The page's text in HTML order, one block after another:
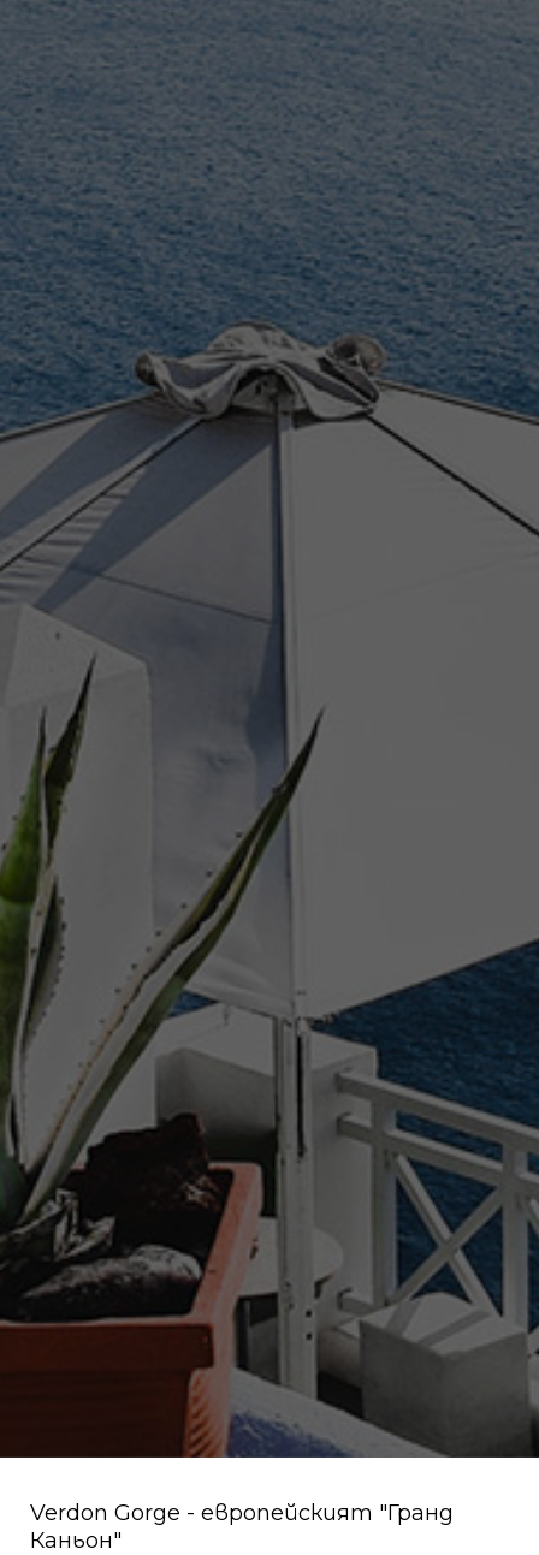
Verdon Gorge - европейският "Гранд
Каньон"